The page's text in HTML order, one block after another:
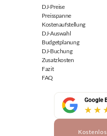
DJ-Preise
Preisspanne
Kostenaufstellung
DJ-Auswahl
Budgetplanung
DJ-Buchung
Zusatzkosten
Fazit
FAQ
Google